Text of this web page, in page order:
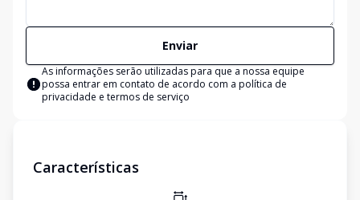
Enviar
As informações serão utilizadas para que a nossa equipe
possa entrar em contato de acordo com a política de
privacidade e termos de serviço
Características